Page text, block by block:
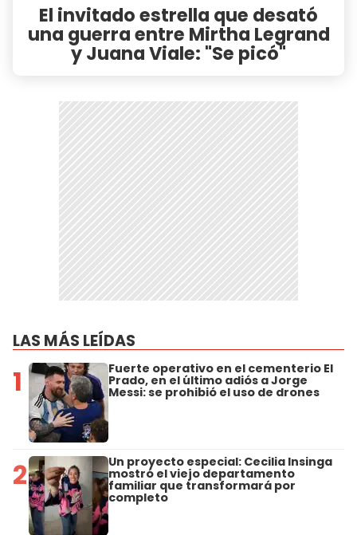
El invitado estrella que desató
una guerra entre Mirtha Legrand
y Juana Viale: "Se picó"
LAS MÁS LEÍDAS
1 Fuerte operativo en el cementerio El
Prado, en el último adiós a Jorge
Messi: se prohibió el uso de drones
2 Un proyecto especial: Cecilia Insinga
mostró el viejo departamento
familiar que transformará por
completo